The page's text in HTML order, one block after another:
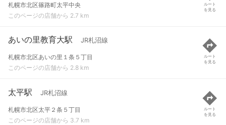
札幌市北区篠路町太平中央
このページの店舗から 2.7 km
ルート
を見る
あいの里教育大駅 JR札沼線
札幌市北区あいの里１条５丁目
このページの店舗から 2.8 km
ルート
を見る
太平駅 JR札沼線
札幌市北区太平２条５丁目
このページの店舗から 3.7 km
ルート
を見る